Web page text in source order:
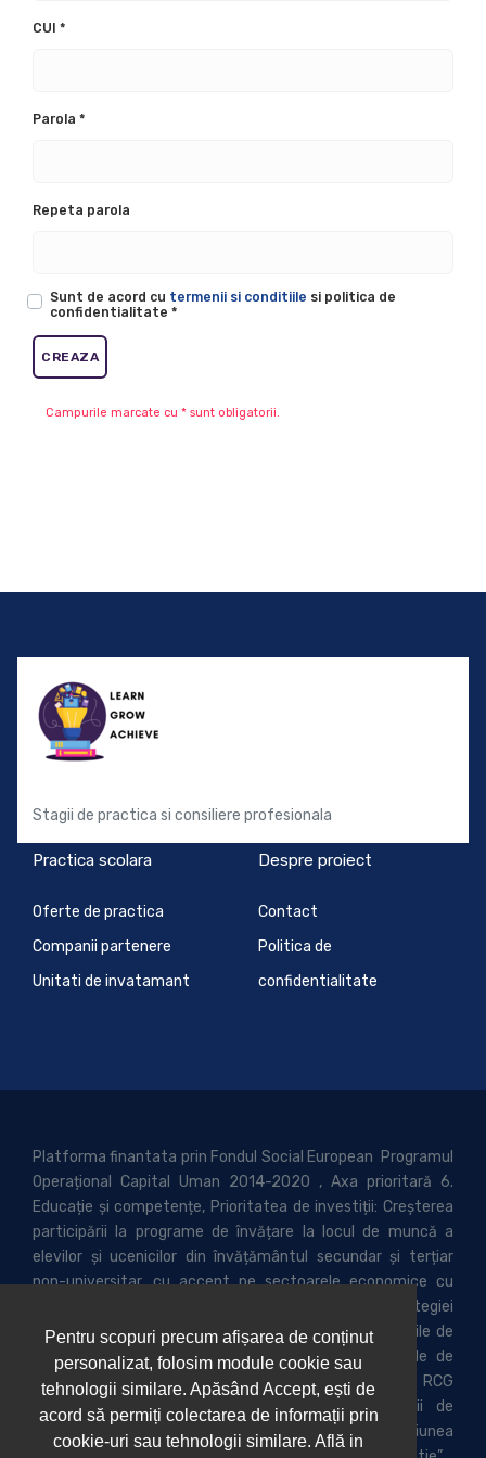
Pentru scopuri precum afișarea de conținut
personalizat, folosim module cookie sau
tehnologii similare. Apăsând Accept, ești de
acord să permiți colectarea de informații prin
cookie-uri sau tehnologii similare. Află in
CUI *
Parola *
Repeta parola
Sunt de acord cu termenii si conditiile si politica de
confidentialitate *
Campurile marcate cu * sunt obligatorii.
Stagii de practica si consiliere profesionala
Practica scolara
Oferte de practica
Companii partenere
Unitati de invatamant
Despre proiect
Contact
Politica de
confidentialitate
Platforma finantata prin Fondul Social European Programul
Operațional Capital Uman 2014-2020 , Axa prioritară 6.
Educație și competențe, Prioritatea de investiții: Creșterea
participării la programe de învățare la locul de muncă a
elevilor și ucenicilor din învățământul secundar și terțiar
non-universitar, cu accent pe sectoarele economice cu
potențial competitiv identificate conform Strategiei
Naționale pentru Competitivitate (SNC) și din domeniile de
specializare inteligentă conform Strategiei Naționale de
Cercetare, Dezvoltare și Inovare (SNCDI) Beneficiar: RCG
CONSULTING GROUP SRL Titlul proiectului: „Stagii de
practica si consiliere profesionala pentru elevii din regiunea